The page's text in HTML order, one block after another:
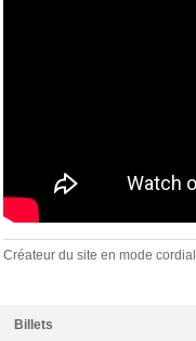
Créateur du site en mode cordial
Billets